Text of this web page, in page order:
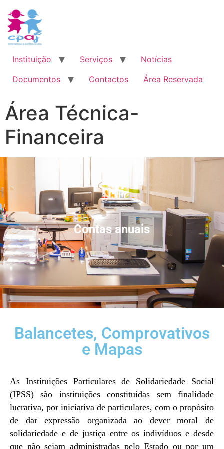
Instituição Serviços
Notícias
Documentos
Contactos Área Reservada
Área Técnica-
Financeira
Contas anuais
Balancetes, Comprovativos
e Mapas
As Instituições Particulares de Solidariedade Social
(IPSS) são instituições constituídas sem finalidade
lucrativa, por iniciativa de particulares, com o propósito
de dar expressão organizada ao dever moral de
solidariedade e de justiça entre os indivíduos e desde
que não sejam administradas pelo Estado ou por um